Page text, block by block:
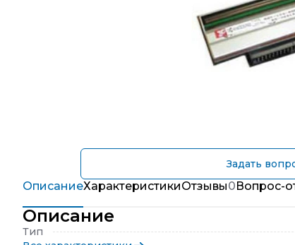
Задать
ОписаниеХарактеристикиОтзывы0Вопрос-
Описание
Тип